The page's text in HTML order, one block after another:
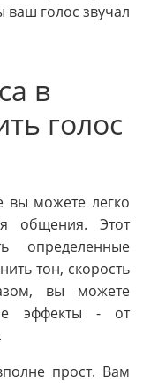
ваш голос звучал
в
голос
можете легко
общения. Этот
определенные
тон, скорость
вы можете
эффекты - от
прост. Вам